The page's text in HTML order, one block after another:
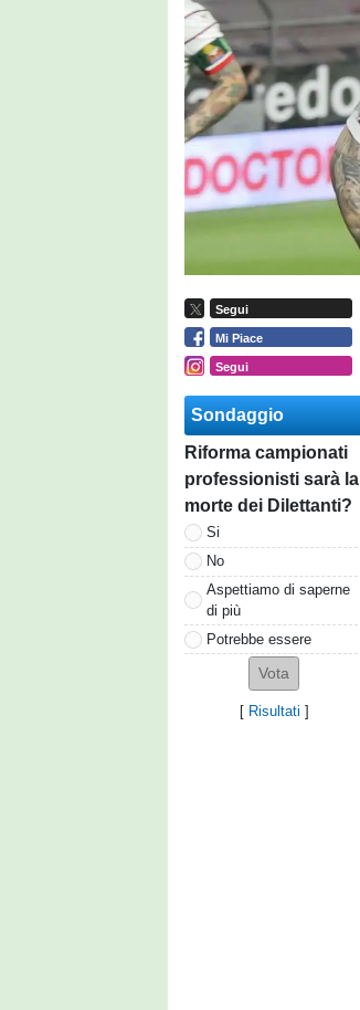
Segui
Mi Piace
Segui
Sondaggio
Riforma campionati
professionisti sarà la
morte dei Dilettanti?
Si
No
Aspettiamo di saperne
di più
Potrebbe essere
[ Risultati ]